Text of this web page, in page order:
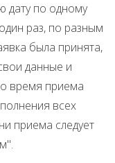
дату по одному
раз, по разным
была принята,
данные и
время приема
всех
приема следует